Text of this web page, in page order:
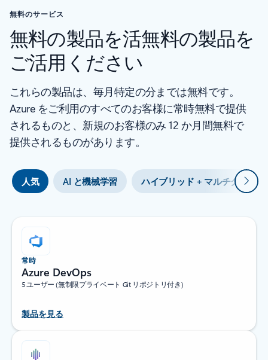
無料のサービス
無料の製品を活無料の製品を
ご活用ください
これらの製品は、毎月特定の分までは無料です。
Azure をご利用のすべてのお客様に常時無料で提供
されるものと、新規のお客様のみ 12 か月間無料で
提供されるものがあります。
人気 AI と機械学習 ハイブリッド + マルチクラウド
次
常時
Azure DevOps
5 ユーザー (無制限プライベート Git リポジトリ付き)
製品を見る